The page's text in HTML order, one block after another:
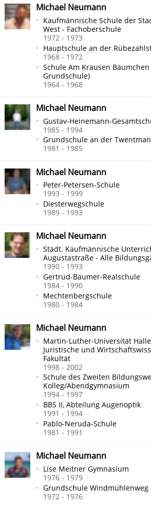
Michael Neumann
Kaufmännische Schule der
West - Fachoberschule
1972 - 1973
Hauptschule an der
1968 - 1972
Schule Am Krausen
Grundschule)
1964 - 1968
Michael Neumann
Gustav-Heinemann-
1985 - 1994
Grundschule an der
1981 - 1985
Michael Neumann
Peter-Petersen-Schule
1993 - 1999
Diesterwegschule
1989 - 1993
Michael Neumann
Städt. Kaufmännische
Augustastraße - Alle
1990 - 1993
Gertrud-Bäumer-Realschule
1984 - 1990
Mechtenbergschule
1980 - 1984
Michael Neumann
Martin-Luther-Universität
Juristische und
Fakultät
1998 - 2002
Schule des Zweiten
Kolleg/Abendgymnasium
1994 - 1997
BBS II, Abteilung Augenoptik
1991 - 1994
Pablo-Neruda-Schule
1981 - 1991
Michael Neumann
Lise Meitner Gymnasium
1976 - 1979
Grundschule Windmühlenweg
1972 - 1976